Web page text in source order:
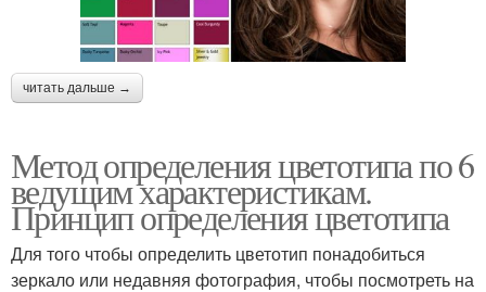
читать дальше →
Метод определения цветотипа по 6
ведущим характеристикам.
Принцип определения цветотипа
Для того чтобы определить цветотип понадобиться
зеркало или недавняя фотография, чтобы посмотреть на